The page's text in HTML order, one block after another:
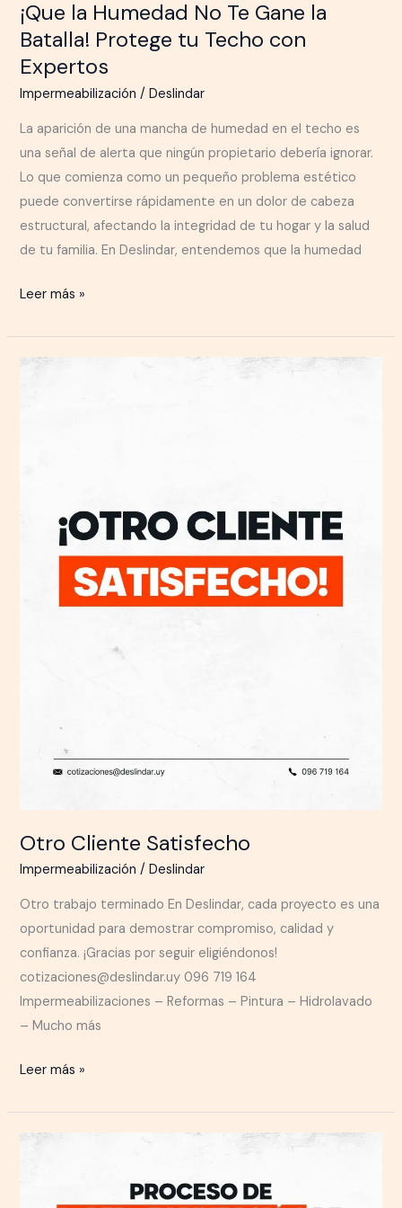
¡Que la Humedad No Te Gane la
Batalla! Protege tu Techo con
Expertos
Impermeabilización /Deslindar
La aparición de una mancha de humedad en el techo es
una señal de alerta que ningún propietario debería ignorar.
Lo que comienza como un pequeño problema estético
puede convertirse rápidamente en un dolor de cabeza
estructural, afectando la integridad de tu hogar y la salud
de tu familia. En Deslindar, entendemos que la humedad
Leer más »
Otro Cliente Satisfecho
Impermeabilización /Deslindar
Otro trabajo terminado En Deslindar, cada proyecto es una
oportunidad para demostrar compromiso, calidad y
confianza. ¡Gracias por seguir eligiéndonos!
cotizaciones@deslindar.uy 096 719 164
Impermeabilizaciones – Reformas – Pintura – Hidrolavado
– Mucho más
Otro
Leer más »
PROTECCIÓN